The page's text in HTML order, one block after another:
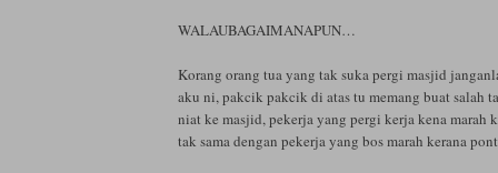
WALAUBAGAIMANAPUN…
Korang orang tua yang tak suka pergi masjid
aku ni, pakcik pakcik di atas tu memang buat salah
niat ke masjid, pekerja yang pergi kerja kena marah
tak sama dengan pekerja yang bos marah kerana